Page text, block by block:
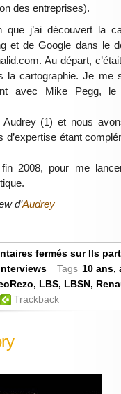
des entreprises).
que j’ai découvert la
et de Google dans le
Au départ,
la cartographie. Je me
avec Mike Pegg,
Audrey (1) et nous
étant
fin 2008, pour me
d’Audrey
fermés sur Ils
Tags 10 ans,
, LBS, LBSN,
Trackback